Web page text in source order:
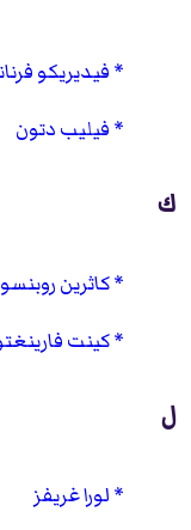
فيديريكو
فيليب دتون
ك
كاثرين
كينت
ل
لورا غريفز